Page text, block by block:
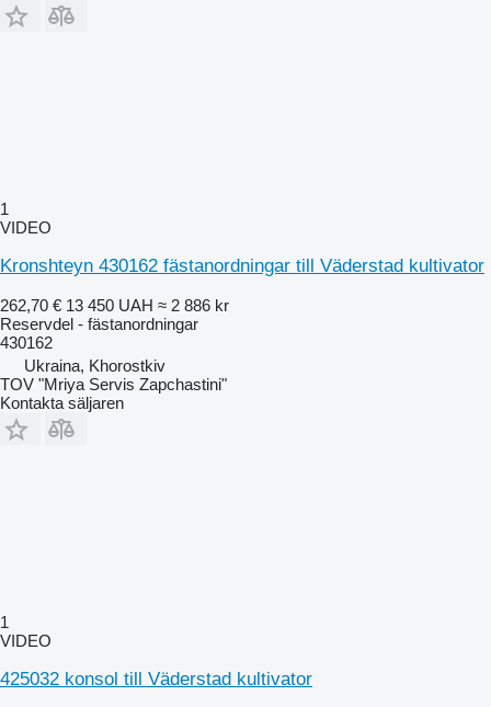
1
VIDEO
Kronshteyn 430162 fästanordningar till Väderstad kultivator
262,70 € 13 450 UAH ≈ 2 886 kr
Reservdel - fästanordningar
430162
Ukraina, Khorostkiv
TOV "Mriya Servis Zapchastini"
Kontakta säljaren
1
VIDEO
425032 konsol till Väderstad kultivator